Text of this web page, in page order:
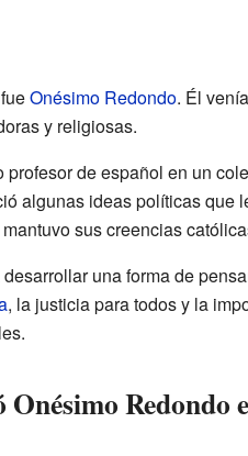
Onésimo Redondo. Él
y religiosas.
de español en un
algunas ideas políticas que
sus creencias
una forma de
, la justicia para todos y la
Redondo